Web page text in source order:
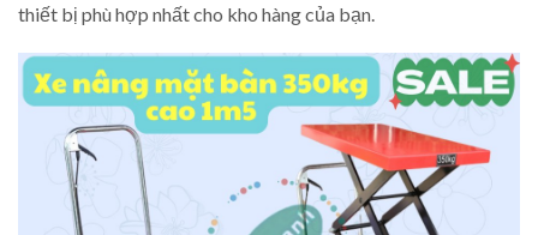
thiết bị phù hợp nhất cho kho hàng của bạn.